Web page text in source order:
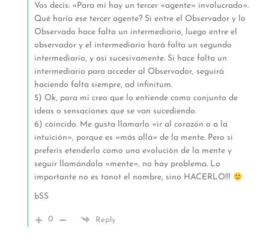
Vos decís: «Para mí hay un tercer «agente» involucrado».
Qué haría ese tercer agente? Si entre el Observador y lo
Observado hace falta un intermediario, luego entre el
observador y el intermediario hará falta un segundo
intermediario, y así sucesivamente. Si hace falta un
intermediario para acceder al Observador, seguirá
haciendo falta siempre, ad infinitum.
5) Ok, para mí creo que lo entiende como conjunto de
ideas o sensaciones que se van sucediendo.
6) coincido. Me gusta llamarlo «ir al corazón o a la
intuición», porque es «más allá» de la mente. Pero si
preferís etenderlo como una evolución de la mente y
seguir llamándola «mente», no hay problema. Lo
importante no es tanot el nombre, sino HACERLO!!!
bSS
0 Reply